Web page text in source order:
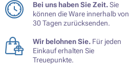
Bei uns haben Sie Zeit.Sie
können die Ware innerhalb von
30 Tagen zurücksenden.
Wir belohnen Sie. Für jeden
Einkauf erhalten Sie
Treuepunkte.